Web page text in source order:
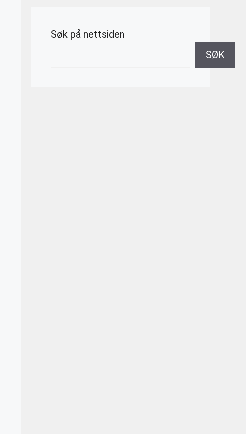
Søk på nettsiden
SØK